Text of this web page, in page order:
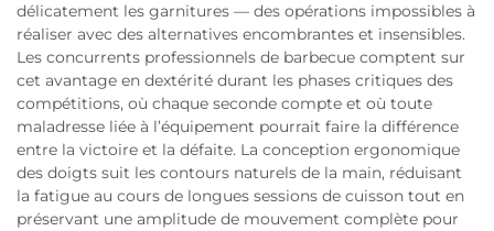
délicatement les garnitures — des opérations impossibles à
réaliser avec des alternatives encombrantes et insensibles.
Les concurrents professionnels de barbecue comptent sur
cet avantage en dextérité durant les phases critiques des
compétitions, où chaque seconde compte et où toute
maladresse liée à l’équipement pourrait faire la différence
entre la victoire et la défaite. La conception ergonomique
des doigts suit les contours naturels de la main, réduisant
la fatigue au cours de longues sessions de cuisson tout en
préservant une amplitude de mouvement complète pour